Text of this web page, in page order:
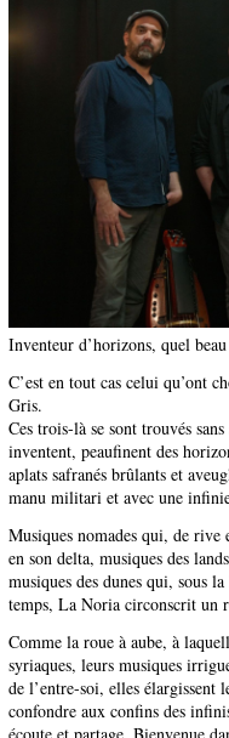
Inventeur d’horizons, quel
C’est en tout cas celui qu’ont
Gris.
Ces trois-là se sont trouvés
inventent, peaufinent des
aplats safranés brûlants et
manu militari et avec une
Musiques nomades qui, de rive
en son delta, musiques des
musiques des dunes qui, sous
temps, La Noria circonscrit un
Comme la roue à aube, à
syriaques, leurs musiques
de l’entre-soi, elles élargissent
confondre aux confins des